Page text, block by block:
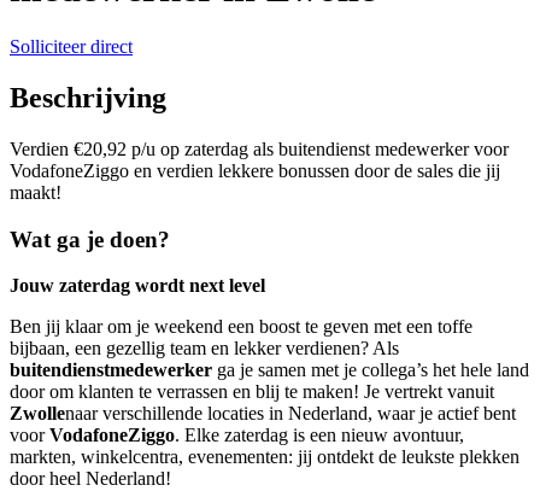
Solliciteer direct
Beschrijving
Verdien €20,92 p/u op zaterdag als buitendienst medewerker voor
VodafoneZiggo en verdien lekkere bonussen door de sales die jij
maakt!
Wat ga je doen?
Jouw zaterdag wordt next level
Ben jij klaar om je weekend een boost te geven met een toffe
bijbaan, een gezellig team en lekker verdienen? Als
buitendienstmedewerker ga je samen met je collega’s het hele land
door om klanten te verrassen en blij te maken! Je vertrekt vanuit
Zwollenaar verschillende locaties in Nederland, waar je actief bent
voorVodafoneZiggo. Elke zaterdag is een nieuw avontuur,
markten, winkelcentra, evenementen: jij ontdekt de leukste plekken
door heel Nederland!